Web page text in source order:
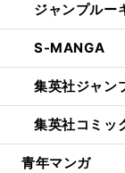
ジャンプルー
S-MANGA
集英社ジャン
集英社コミッ
青年マンガ